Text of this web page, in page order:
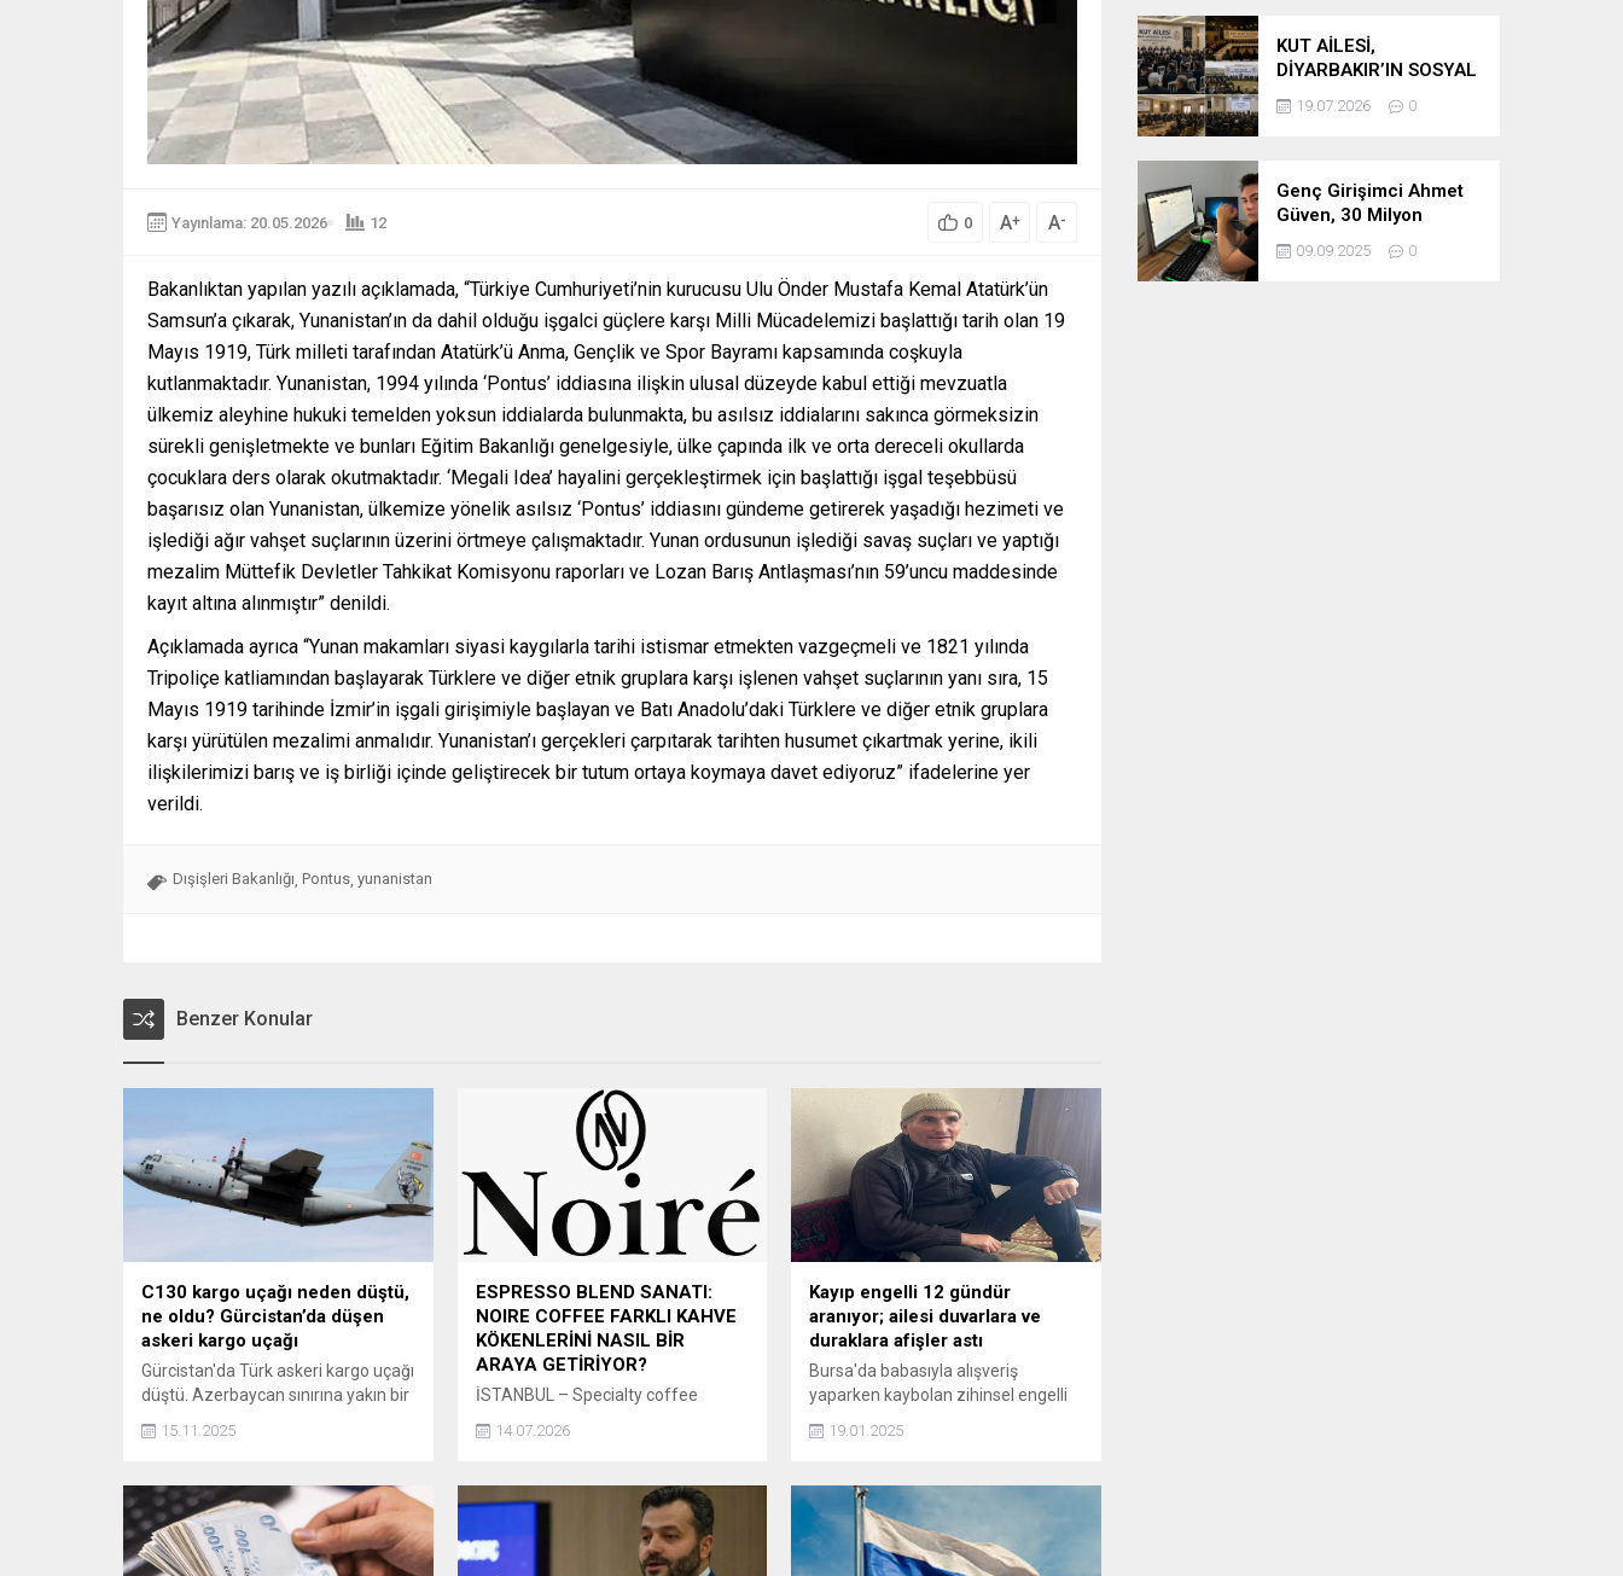
Yayınlama: 20.05.2026 12 0 A+ A-
Bakanlıktan yapılan yazılı açıklamada, “Türkiye Cumhuriyeti’nin kurucusu Ulu Önder Mustafa Kemal Atatürk’ün
Samsun’a çıkarak, Yunanistan’ın da dahil olduğu işgalci güçlere karşı Milli Mücadelemizi başlattığı tarih olan 19
Mayıs 1919, Türk milleti tarafından Atatürk’ü Anma, Gençlik ve Spor Bayramı kapsamında coşkuyla
kutlanmaktadır. Yunanistan, 1994 yılında ‘Pontus’ iddiasına ilişkin ulusal düzeyde kabul ettiği mevzuatla
ülkemiz aleyhine hukuki temelden yoksun iddialarda bulunmakta, bu asılsız iddialarını sakınca görmeksizin
sürekli genişletmekte ve bunları Eğitim Bakanlığı genelgesiyle, ülke çapında ilk ve orta dereceli okullarda
çocuklara ders olarak okutmaktadır. ‘Megali Idea’ hayalini gerçekleştirmek için başlattığı işgal teşebbüsü
başarısız olan Yunanistan, ülkemize yönelik asılsız ‘Pontus’ iddiasını gündeme getirerek yaşadığı hezimeti ve
işlediği ağır vahşet suçlarının üzerini örtmeye çalışmaktadır. Yunan ordusunun işlediği savaş suçları ve yaptığı
mezalim Müttefik Devletler Tahkikat Komisyonu raporları ve Lozan Barış Antlaşması’nın 59’uncu maddesinde
kayıt altına alınmıştır” denildi.
Açıklamada ayrıca “Yunan makamları siyasi kaygılarla tarihi istismar etmekten vazgeçmeli ve 1821 yılında
Tripoliçe katliamından başlayarak Türklere ve diğer etnik gruplara karşı işlenen vahşet suçlarının yanı sıra, 15
Mayıs 1919 tarihinde İzmir’in işgali girişimiyle başlayan ve Batı Anadolu’daki Türklere ve diğer etnik gruplara
karşı yürütülen mezalimi anmalıdır. Yunanistan’ı gerçekleri çarpıtarak tarihten husumet çıkartmak yerine, ikili
ilişkilerimizi barış ve iş birliği içinde geliştirecek bir tutum ortaya koymaya davet ediyoruz” ifadelerine yer
verildi.
Dışişleri Bakanlığı, Pontus, yunanistan
Benzer Konular
C130 kargo uçağı neden düştü,
ne oldu? Gürcistan’da düşen
askeri kargo uçağı
Gürcistan'da Türk askeri kargo uçağı
düştü. Azerbaycan sınırına yakın bir
bölgede meydana gelen kazada,
arama-kurtarma çalışmaları devam
halde görüntülenmesi, dış etken
veya mühimmat patlaması gibi
senaryoları akıllara getirirken, resmi
soruşturma hemen başlatıldı.
15.11.2025
ESPRESSO BLEND SANATI:
NOIRE COFFEE FARKLI KAHVE
KÖKENLERİNİ NASIL BİR
ARAYA GETİRİYOR?
İSTANBUL – Specialty coffee
dünyasında son yıllarda single origin
kahvelere olan ilgi artarken, kahve
ayrı bir uzmanlık gerektirdiğine
dikkat çekiyor. Yüksek basınç
altında kısa sürede demlenen
espresso, kahvenin tüm karakterini
14.07.2026
Kayıp engelli 12 gündür
aranıyor; ailesi duvarlara ve
duraklara afişler astı
Bursa'da babasıyla alışveriş
yaparken kaybolan zihinsel engelli
Necmettin Sönmez'den (46), 12
gündür haber alınamıyor. Ekipler,
kamerası görüntülerine girdiği
Uludağ eteklerinde ararken, ailesi
görenlerin haber vermesi için
üzerinde fotoğrafı bulunan afişleri
19.01.2025
KUT AİLESİ,
DİYARBAKIR’IN SOSYAL
YAPISINDA GÜÇLÜ
YERİNİ KORUYOR
19.07.2026 0
Genç Girişimci Ahmet
Güven, 30 Milyon
Etkileşimin Ardındaki
İsim!
09.09.2025 0